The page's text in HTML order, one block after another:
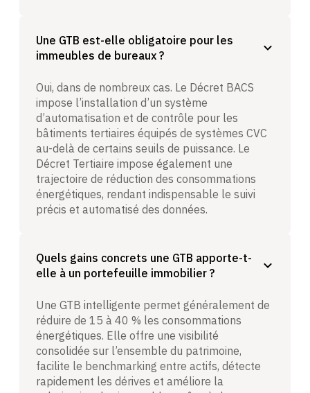
Une GTB est-elle obligatoire pour les
immeubles de bureaux ?
Oui, dans de nombreux cas. Le Décret BACS
impose l’installation d’un système
d’automatisation et de contrôle pour les
bâtiments tertiaires équipés de systèmes CVC
au-delà de certains seuils de puissance. Le
Décret Tertiaire impose également une
trajectoire de réduction des consommations
énergétiques, rendant indispensable le suivi
précis et automatisé des données.
Quels gains concrets une GTB apporte-t-
elle à un portefeuille immobilier ?
Une GTB intelligente permet généralement de
réduire de 15 à 40 % les consommations
énergétiques. Elle offre une visibilité
consolidée sur l’ensemble du patrimoine,
facilite le benchmarking entre actifs, détecte
rapidement les dérives et améliore la